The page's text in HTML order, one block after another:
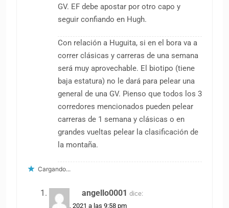
GV. EF debe apostar por otro capo y
seguir confiando en Hugh.
Con relación a Huguita, si en el bora va a
correr clásicas y carreras de una semana
será muy aprovechable. El biotipo (tiene
baja estatura) no le dará para pelear una
general de una GV. Pienso que todos los 3
corredores mencionados pueden pelear
carreras de 1 semana y clásicas o en
grandes vueltas pelear la clasificación de
la montaña.
Cargando...
angello0001 dice:
22 julio, 2021 a las 9:58 pm